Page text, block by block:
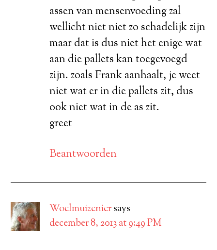
assen van mensenvoeding zal
wellicht niet niet zo schadelijk zijn
maar dat is dus niet het enige wat
aan die pallets kan toegevoegd
zijn. zoals Frank aanhaalt, je weet
niet wat er in die pallets zit, dus
ook niet wat in de as zit.
greet
Beantwoorden
Woelmuizeniersays
december 8, 2013 at 9:49 PM